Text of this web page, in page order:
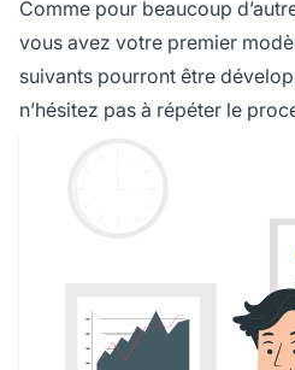
Comme pour beaucoup
vous avez votre premier
suivants pourront être
n’hésitez pas à répéter le